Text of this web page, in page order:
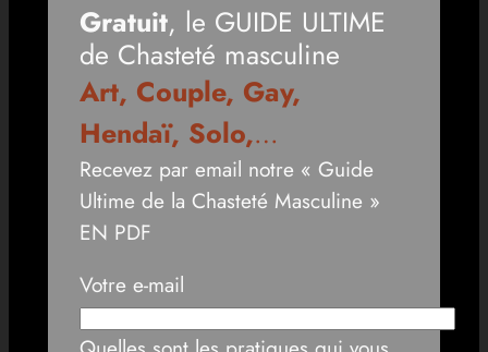
Gratuit, le GUIDE ULTIME
de Chasteté masculine
Art, Couple, Gay,
Hendaï, Solo,…
Recevez par email notre « Guide
Ultime de la Chasteté Masculine »
EN PDF
Votre e-mail